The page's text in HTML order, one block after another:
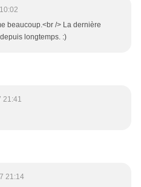
beaucoup.<br /> La dernière
longtemps. :)
21:41
21:14